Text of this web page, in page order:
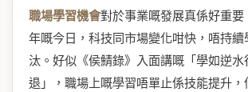
職場學習機會對於事業嘅發展真係好重
年嘅今日，科技同市場變化咁快，唔持續
汰。好似《侯鯖錄》入面講嘅「學如逆水
退」，職場上嘅學習唔單止係技能提升，